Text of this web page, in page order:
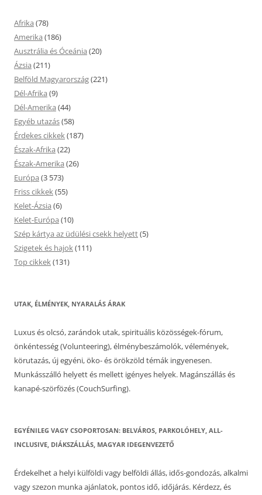
Afrika (78)
Amerika (186)
Ausztrália és Óceánia (20)
Ázsia (211)
Belföld Magyarország(221)
Dél-Afrika (9)
Dél-Amerika (44)
Egyéb utazás(58)
Érdekes cikkek(187)
Észak-Afrika (22)
Észak-Amerika (26)
Európa (3 573)
Friss cikkek(55)
Kelet-Ázsia (6)
Kelet-Európa (10)
Szép kártya az üdülési csekk helyett(5)
Szigetek és hajok(111)
Top cikkek(131)
UTAK, ÉLMÉNYEK, NYARALÁS ÁRAK
Luxus és olcsó, zarándok utak, spirituális közösségek-fórum,
önkéntesség (Volunteering), élménybeszámolók, vélemények,
körutazás, új egyéni, öko- és örökzöld témák ingyenesen.
Munkásszálló helyett és mellett igényes helyek. Magánszállás és
kanapé-szörfözés (CouchSurfing).
EGYÉNILEG VAGY CSOPORTOSAN: BELVÁROS, PARKOLÓHELY, ALL-
INCLUSIVE, DIÁKSZÁLLÁS, MAGYAR IDEGENVEZETŐ
Érdekelhet a helyi külföldi vagy belföldi állás, idős-gondozás, alkalmi
vagy szezon munka ajánlatok, pontos idő, időjárás. Kérdezz, és